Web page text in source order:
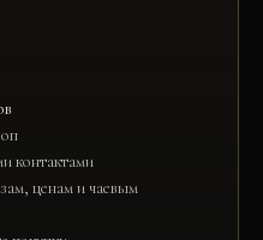
контактами
ценам и чаевым